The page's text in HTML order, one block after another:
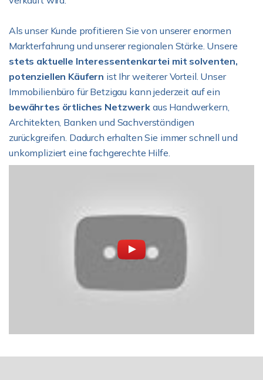
Als unser Kunde profitieren Sie von unserer enormen
Markterfahrung und unserer regionalen Stärke. Unsere
stets aktuelle Interessentenkartei mit solventen,
potenziellen Käufern ist Ihr weiterer Vorteil. Unser
Immobilienbüro für Betzigau kann jederzeit auf ein
bewährtes örtliches Netzwerkaus Handwerkern,
Architekten, Banken und Sachverständigen
zurückgreifen. Dadurch erhalten Sie immer schnell und
unkompliziert eine fachgerechte Hilfe.